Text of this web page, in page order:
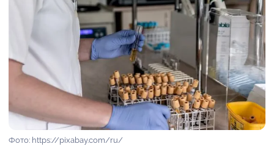
Фото: https://pixabay.com/ru/